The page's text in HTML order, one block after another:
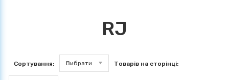
RJ
Сортування: Вибрати Товарів на сторінці: